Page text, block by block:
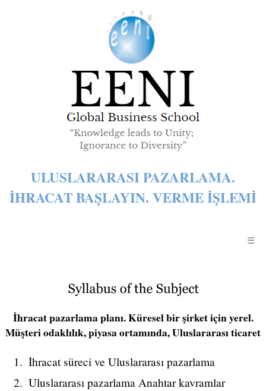
ULUSLARARASI PAZARLAMA.
İHRACAT BAŞLAYIN. VERME IŞLEMI
☰
İhracat pazarlama planı. Küresel bir şirket için yerel.
Müşteri odaklılık, piyasa ortamında, Uluslararası ticaret
İhracat süreci ve Uluslararası pazarlama
Uluslararası pazarlama Anahtar kavramlar